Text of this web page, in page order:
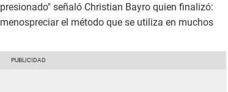
señaló Christian Bayro quien finalizó:
el método que se utiliza en muchos